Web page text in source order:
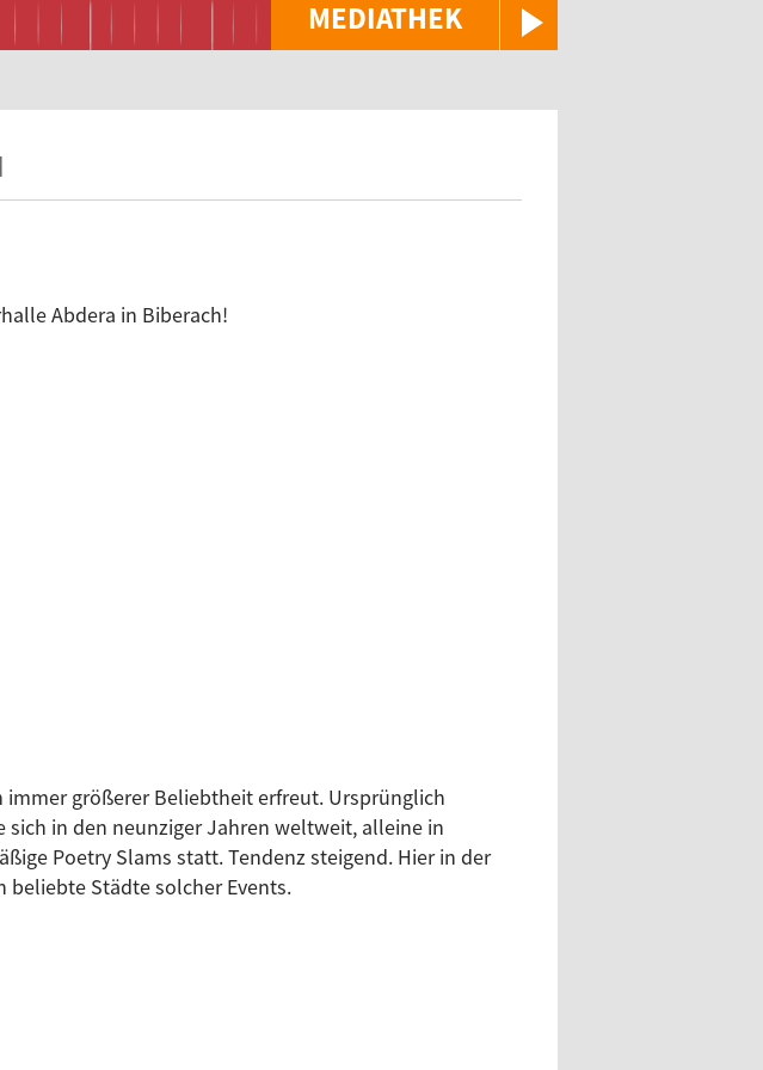
MEDIATHEK
Abdera in Biberach!
größerer Beliebtheit erfreut. Ursprünglich
in den neunziger Jahren weltweit, alleine in
Poetry Slams statt. Tendenz steigend. Hier in der
beliebte Städte solcher Events.